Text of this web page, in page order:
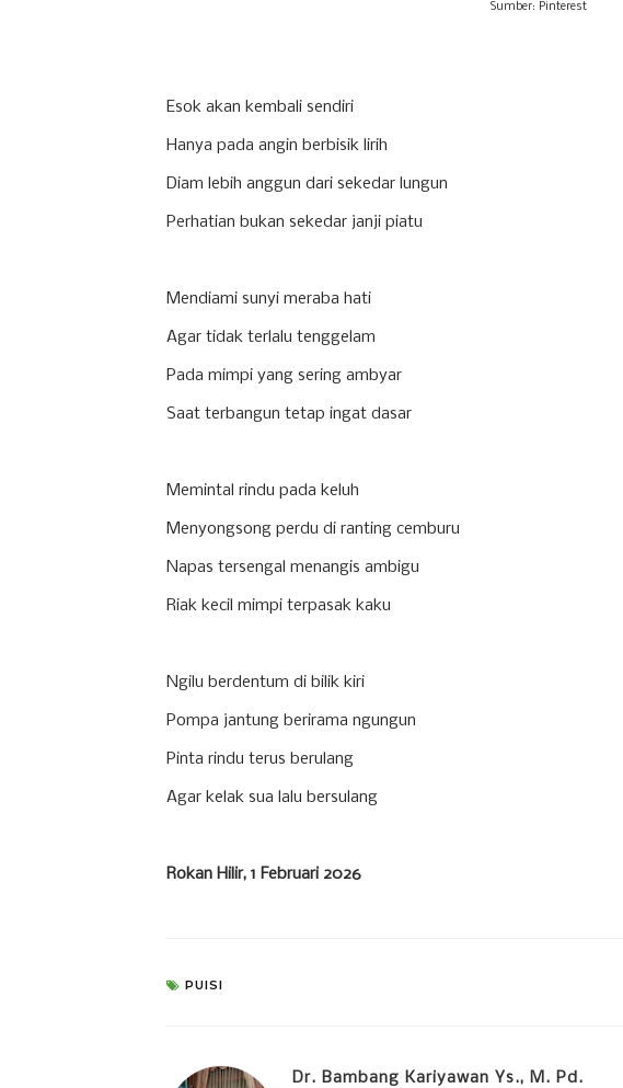
Sumber: Pinterest
Esok akan kembali sendiri
Hanya pada angin berbisik lirih
Diam lebih anggun dari sekedar lungun
Perhatian bukan sekedar janji piatu
Mendiami sunyi meraba hati
Agar tidak terlalu tenggelam
Pada mimpi yang sering ambyar
Saat terbangun tetap ingat dasar
Memintal rindu pada keluh
Menyongsong perdu di ranting cemburu
Napas tersengal menangis ambigu
Riak kecil mimpi terpasak kaku
Ngilu berdentum di bilik kiri
Pompa jantung berirama ngungun
Pinta rindu terus berulang
Agar kelak sua lalu bersulang
Rokan Hilir, 1 Februari 2026
PUISI
Dr. Bambang Kariyawan Ys., M. Pd.